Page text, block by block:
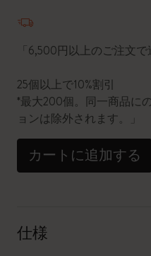
「6,500円以上のご注文
25個以上で10%割引
*最大200個。同一商品に
ョンは除外されます。」
カートに追加する
仕様